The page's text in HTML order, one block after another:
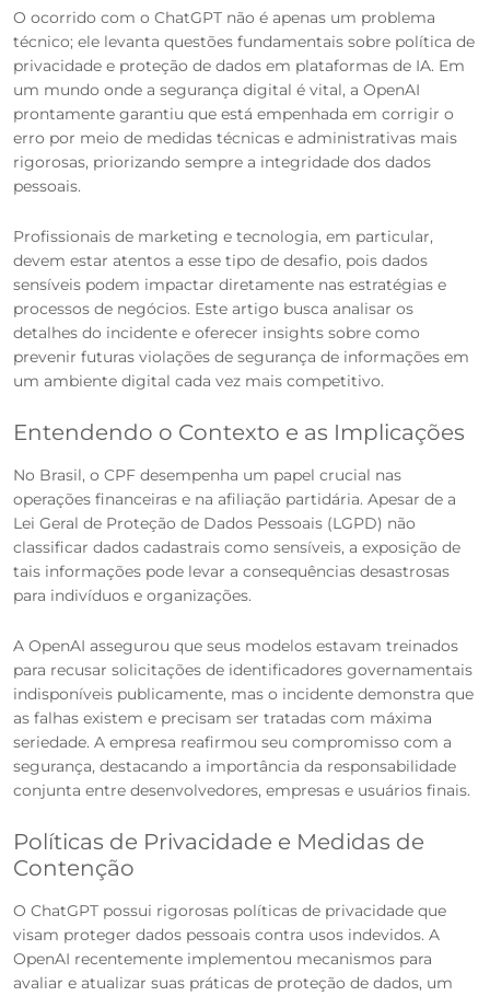
O ocorrido com o ChatGPT não é apenas um problema
técnico; ele levanta questões fundamentais sobre política de
privacidade e proteção de dados em plataformas de IA. Em
um mundo onde a segurança digital é vital, a OpenAI
prontamente garantiu que está empenhada em corrigir o
erro por meio de medidas técnicas e administrativas mais
rigorosas, priorizando sempre a integridade dos dados
pessoais.
Profissionais de marketing e tecnologia, em particular,
devem estar atentos a esse tipo de desafio, pois dados
sensíveis podem impactar diretamente nas estratégias e
processos de negócios. Este artigo busca analisar os
detalhes do incidente e oferecer insights sobre como
prevenir futuras violações de segurança de informações em
um ambiente digital cada vez mais competitivo.
Entendendo o Contexto e as Implicações
No Brasil, o CPF desempenha um papel crucial nas
operações financeiras e na afiliação partidária. Apesar de a
Lei Geral de Proteção de Dados Pessoais (LGPD) não
classificar dados cadastrais como sensíveis, a exposição de
tais informações pode levar a consequências desastrosas
para indivíduos e organizações.
A OpenAI assegurou que seus modelos estavam treinados
para recusar solicitações de identificadores governamentais
indisponíveis publicamente, mas o incidente demonstra que
as falhas existem e precisam ser tratadas com máxima
seriedade. A empresa reafirmou seu compromisso com a
segurança, destacando a importância da responsabilidade
conjunta entre desenvolvedores, empresas e usuários finais.
Políticas de Privacidade e Medidas de
Contenção
O ChatGPT possui rigorosas políticas de privacidade que
visam proteger dados pessoais contra usos indevidos. A
OpenAI recentemente implementou mecanismos para
avaliar e atualizar suas práticas de proteção de dados, um